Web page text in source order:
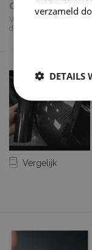
Op voorraad
Werkdagen vóór 10:00
dezelfde dag verzonden.
Vergelijk
verzameld
DETAILS